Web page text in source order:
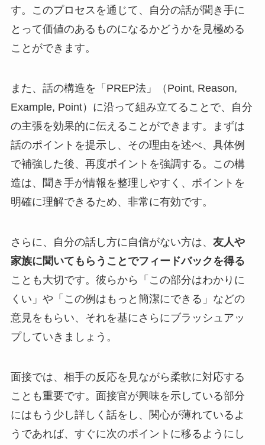
す。このプロセスを通じて、自分の話が聞き手に
とって価値のあるものになるかどうかを見極める
ことができます。
また、話の構造を「PREP法」（Point, Reason,
Example, Point）に沿って組み立てることで、自分
の主張を効果的に伝えることができます。まずは
話のポイントを提示し、その理由を述べ、具体例
で補強した後、再度ポイントを強調する。この構
造は、聞き手が情報を整理しやすく、ポイントを
明確に理解できるため、非常に有効です。
さらに、自分の話し方に自信がない方は、 友人や
家族に聞いてもらうことでフィードバックを得る
ことも大切です。彼らから「この部分はわかりに
くい」や「この例はもっと簡潔にできる」などの
意見をもらい、それを基にさらにブラッシュアッ
プしていきましょう。
面接では、相手の反応を見ながら柔軟に対応する
ことも重要です。面接官が興味を示している部分
にはもう少し詳しく話をし、関心が薄れているよ
うであれば、すぐに次のポイントに移るようにし